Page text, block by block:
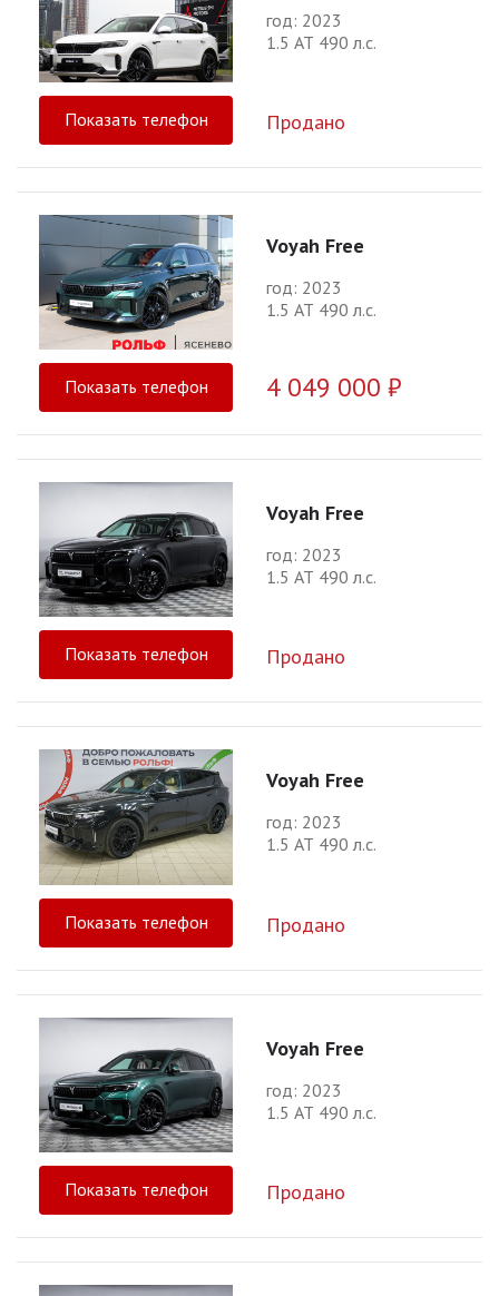
год: 2023
1.5 АТ 490 л.с.
Показать телефон Продано
Voyah Free
год: 2023
1.5 АТ 490 л.с.
Показать телефон 4 049 000 ₽
Voyah Free
год: 2023
1.5 АТ 490 л.с.
Показать телефон Продано
Voyah Free
год: 2023
1.5 АТ 490 л.с.
Показать телефон Продано
Voyah Free
год: 2023
1.5 АТ 490 л.с.
Показать телефон Продано